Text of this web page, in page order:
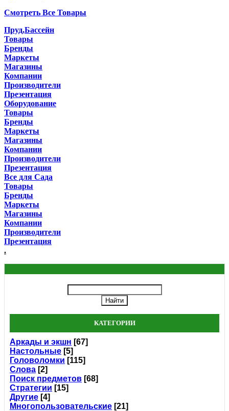
Смотреть Все Товары
Пруд,Бассейн
Товары
Бренды
Маркеты
Магазины
Компании
Производители
Презентация
Оборудование
Товары
Бренды
Маркеты
Магазины
Компании
Производители
Презентация
Все для Сада
Товары
Бренды
Маркеты
Магазины
Компании
Производители
Презентация
.
КАТЕГОРИИ
Аркады и экшн [67]
Настольные [5]
Головоломки [115]
Слова [2]
Поиск предметов [68]
Стратегии [15]
Другие [4]
Многопользовательские [21]